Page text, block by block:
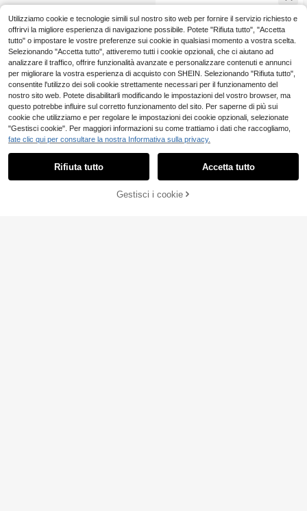
COMPRA ORA AGGIUNGI AL CARRELLO
Utilizziamo cookie e tecnologie simili sul nostro sito web per fornire il servizio richiesto e
offrirvi la migliore esperienza di navigazione possibile. Potete "Rifiuta tutto", "Accetta
tutto" o impostare le vostre preferenze sui cookie in qualsiasi momento a vostra scelta.
Selezionando "Accetta tutto", attiveremo tutti i cookie opzionali, che ci aiutano ad
analizzare il traffico, offrire funzionalità avanzate e personalizzare contenuti e annunci
per migliorare la vostra esperienza di acquisto con SHEIN. Selezionando "Rifiuta tutto",
consentite l'utilizzo dei soli cookie strettamente necessari per il funzionamento del
nostro sito web. Potete disabilitarli modificando le impostazioni del vostro browser, ma
questo potrebbe influire sul corretto funzionamento del sito. Per saperne di più sui
cookie che utilizziamo e per regolare le impostazioni dei cookie opzionali, selezionate
"Gestisci cookie". Per maggiori informazioni su come trattiamo i dati che raccogliamo,
fate clic qui per consultare la nostra Informativa sulla privacy.
Rifiuta tutto Accetta tutto
Gestisci i cookie